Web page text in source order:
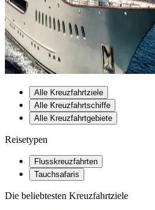
Alle Kreuzfahrtziele
Alle Kreuzfahrtschiffe
Alle Kreuzfahrtgebiete
Reisetypen
Flusskreuzfahrten
Tauchsafaris
Die beliebtesten Kreuzfahrtziele